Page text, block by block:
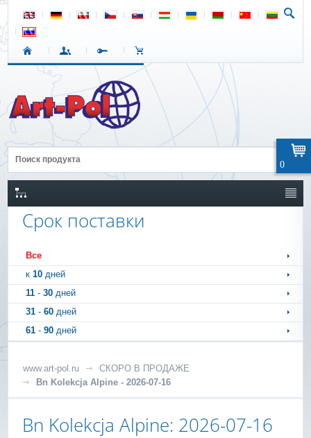
Срок поставки
Все
к10дней
11 -30 дней
31 -60 дней
61 -90 дней
www.art-pol.ru
СКОРО В ПРОДАЖЕ
Bn Kolekcja Alpine - 2026-07-16
Bn Kolekcja Alpine: 2026-07-16
0